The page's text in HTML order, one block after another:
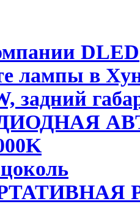
DLED
лампы в
задний